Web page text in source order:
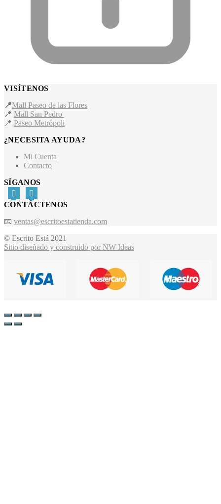
VISÍTENOS
📍Mall Paseo de las Flores
📍 Mall San Pedro
📍 Paseo Metrópoli
¿NECESITA AYUDA?
Mi Cuenta
Contacto
SÍGANOS
CONTÁCTENOS
📧 ventas@escritoestatienda.com
© Escrito Está 2021
Sitio diseñado y construido por NW Ideas